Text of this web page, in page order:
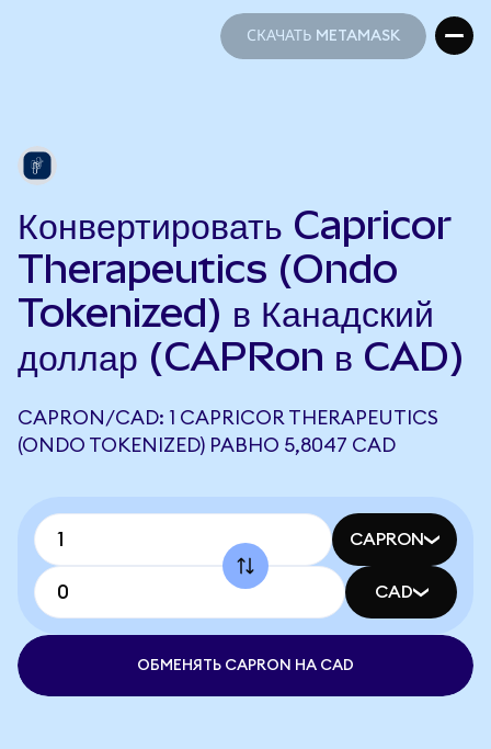
СКАЧАТЬ METAMASK
Конвертировать Capricor
Therapeutics (Ondo
Tokenized) в Канадский
доллар (CAPRon в CAD)
CAPRON/CAD: 1 CAPRICOR THERAPEUTICS
(ONDO TOKENIZED) РАВНО 5,8047 CAD
CAPRON
CAD
ОБМЕНЯТЬ CAPRON НА CAD